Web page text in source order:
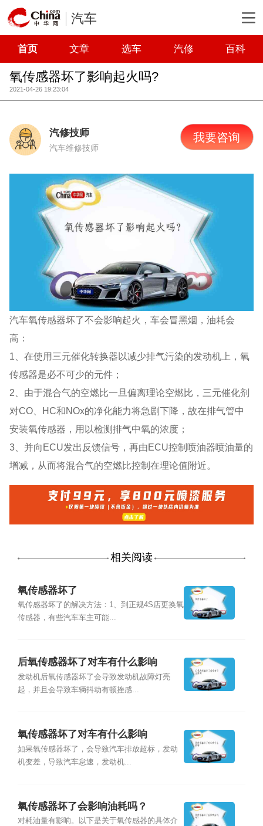
汽车
首页 文章 选车 汽修 百科
氧传感器坏了影响起火吗?
2021-04-26 19:23:04
汽修技师
汽车维修技师
我要咨询
汽车氧传感器坏了不会影响起火，车会冒黑烟，油耗会
高：
1、在使用三元催化转换器以减少排气污染的发动机上，氧
传感器是必不可少的元件；
2、由于混合气的空燃比一旦偏离理论空燃比，三元催化剂
对CO、HC和NOx的净化能力将急剧下降，故在排气管中
安装氧传感器，用以检测排气中氧的浓度；
3、并向ECU发出反馈信号，再由ECU控制喷油器喷油量的
增减，从而将混合气的空燃比控制在理论值附近。
相关阅读
氧传感器坏了
氧传感器坏了的解决方法：1、到正规4S店更换氧
传感器，有些汽车车主可能...
后氧传感器坏了对车有什么影响
发动机后氧传感器坏了会导致发动机故障灯亮
起，并且会导致车辆抖动有顿挫感...
氧传感器坏了对车有什么影响
如果氧传感器坏了，会导致汽车排放超标，发动
机变差，导致汽车怠速，发动机...
氧传感器坏了会影响油耗吗？
对耗油量有影响。以下是关于氧传感器的具体介